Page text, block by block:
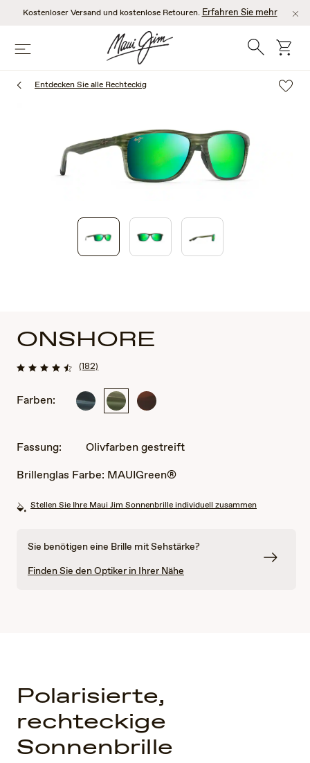
Kostenloser Versand und kostenlose Retouren. Erfahren Sie mehr
Speisekarte Suche
Entdecken Sie alle Rechteckig
ONSHORE
(182)
Farben:
Blau/Schwarz
OlivfarbenSchoko
Fassung:
Olivfarben gestreift
Brillenglas Farbe: MAUIGreen®
Stellen Sie Ihre Maui Jim Sonnenbrille individuell zusammen
Sie benötigen eine Brille mit Sehstärke?
Finden Sie den Optiker in Ihrer Nähe
Polarisierte,
rechteckige
Sonnenbrille